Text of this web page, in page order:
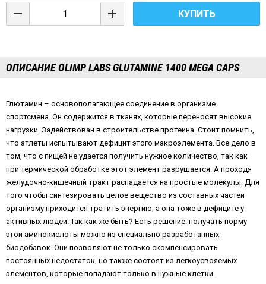
КУПИТЬ
ОПИСАНИЕ OLIMP LABS GLUTAMINE 1400 MEGA CAPS
Глютамин – основополагающее соединение в организме
спортсмена. Он содержится в тканях, которые переносят высокие
нагрузки. Задействован в строительстве протеина. Стоит помнить,
что атлеты испытывают дефицит этого макроэлемента. Все дело в
том, что с пищей не удается получить нужное количество, так как
при термической обработке этот элемент разрушается. А проходя
желудочно-кишечный тракт распадается на простые молекулы. Для
того чтобы синтезировать целое вещество из составных частей
организму приходится тратить энергию, а она тоже в дефиците у
активных людей. Так как же быть? Есть решение: получать норму
этой аминокислоты можно из специально разработанных
биодобавок. Они позволяют не только скомпенсировать
постоянных недостаток, но также состоят из легкоусвояемых
элементов, которые попадают только в нужные клетки.